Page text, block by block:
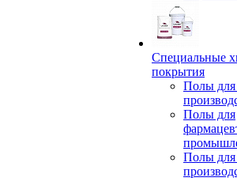
Специальные
покрытия
Полы
Полы для
Полы для